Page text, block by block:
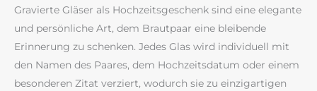
Gravierte Gläser als Hochzeitsgeschenk sind eine elegante
und persönliche Art, dem Brautpaar eine bleibende
Erinnerung zu schenken. Jedes Glas wird individuell mit
den Namen des Paares, dem Hochzeitsdatum oder einem
besonderen Zitat verziert, wodurch sie zu einzigartigen